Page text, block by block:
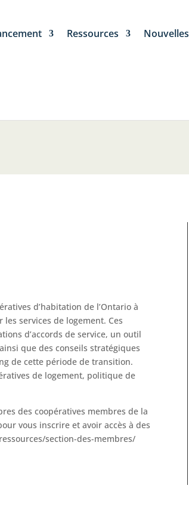
Ressources Nouvelles
d’habitation de l’Ontario à
services de logement. Ces
d’accords de service, un outil
que des conseils stratégiques
de cette période de transition.
de logement, politique de
des coopératives membres de la
vous inscrire et avoir accès à des
section-des-membres/